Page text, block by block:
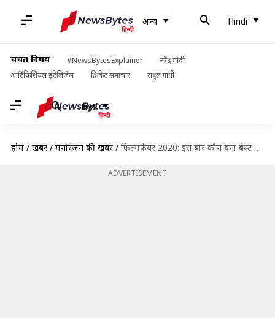
अन्य Hindi
चर्चित विषय #NewsBytesExplainer
नरेंद्र मोदी
आर्टिफिशियल इंटेलिजेंस
क्रिकेट समाचार राहुल गांधी
Hindi
होम / खबरें / मनोरंजन की खबरें / फिल्मफेयर 2020: इस बार कौन बना बेस्ट डायरेक्टर?
ADVERTISEMENT